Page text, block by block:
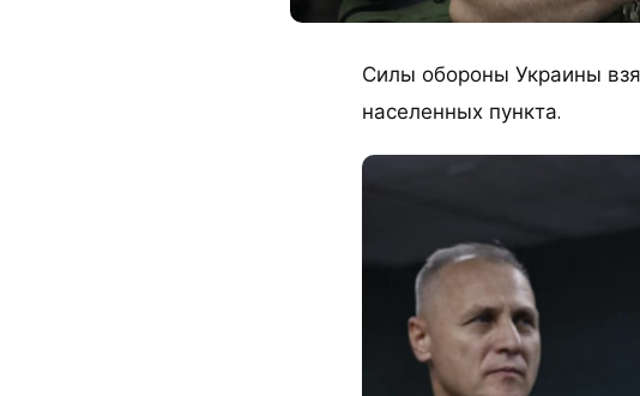
​Силы обороны Украины
населенных пункта.